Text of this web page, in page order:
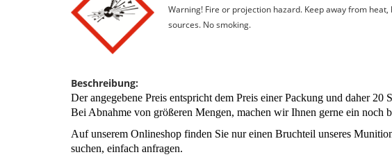
Warning! Fire or projection hazard. Keep away from
sources. No smoking.
Beschreibung:
Der angegebene Preis entspricht dem Preis einer Packung und daher 20
Bei Abnahme von größeren Mengen, machen wir Ihnen gerne ein noch
Auf unserem Onlineshop finden Sie nur einen Bruchteil unseres
suchen, einfach anfragen.